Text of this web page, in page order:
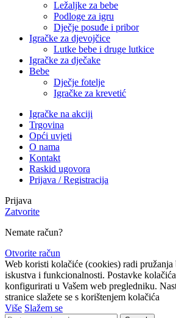
Ležaljke za bebe
Podloge za igru
Dječje posuđe i pribor
Igračke za djevojčice
Lutke bebe i druge lutkice
Igračke za dječake
Bebe
Dječje fotelje
Igračke za krevetić
Igračke na akciji
Trgovina
Opći uvjeti
O nama
Kontakt
Raskid ugovora
Prijava / Registracija
Prijava
Zatvorite
Nemate račun?
Otvorite račun
Web koristi kolačiće (cookies) radi
iskustva i funkcionalnosti. Postavke
konfigurirati u Vašem web pregledniku.
stranice slažete se s korištenjem kolačića
Više Slažem se